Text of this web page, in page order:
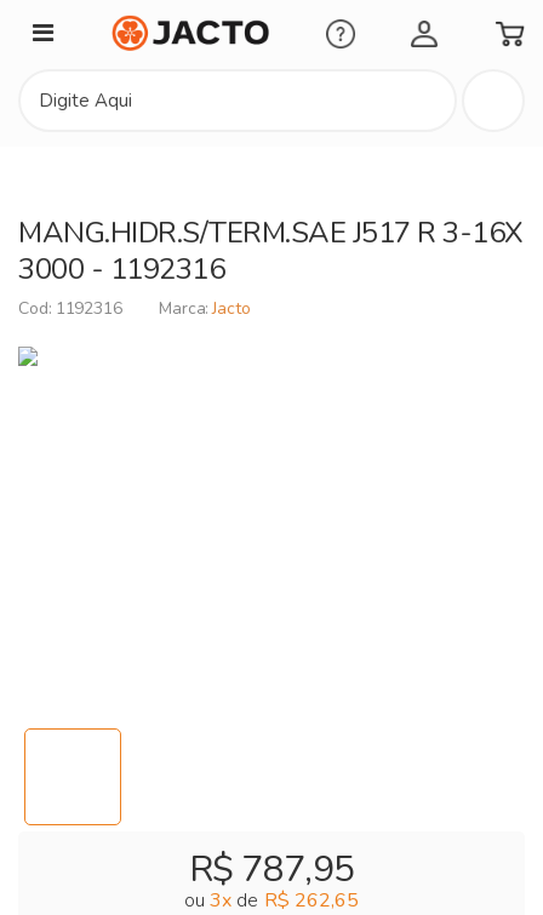
Minha Conta
MANG.HIDR.S/TERM.SAE J517 R 3-16X
3000 - 1192316
1192316 Jacto
R$ 787,95
ou 3x de R$ 262,65